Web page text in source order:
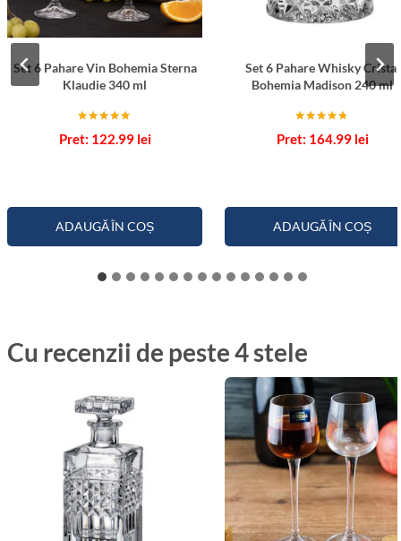
Set 6 Pahare Vin Bohemia Sterna
Klaudie 340 ml
5.00
122.99 lei
ADAUGĂ ÎN COȘ
Set 6 Pahare Whisky Cristal
Bohemia Madison 240 ml
4.67
164.99 lei
ADAUGĂ ÎN COȘ
Cu recenzii de peste 4 stele